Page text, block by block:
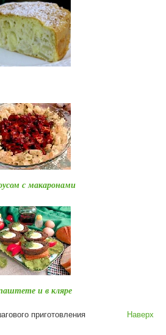
с макаронами
и в кляре
Наверх
приготовления